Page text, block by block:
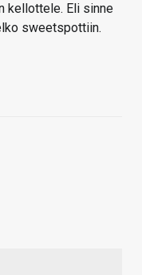
kellottele. Eli sinne
sweetspottiin.